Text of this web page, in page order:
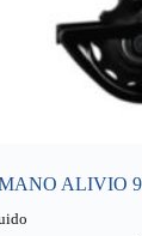
ALIVIO